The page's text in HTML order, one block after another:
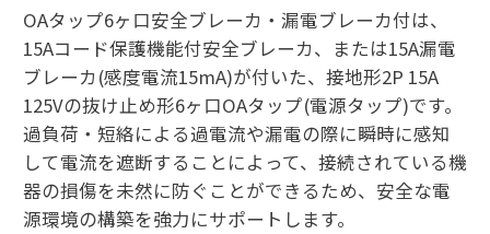
OAタップ6ヶ口安全ブレーカ・漏電ブレーカ付は、
15Aコード保護機能付安全ブレーカ、または15A漏電
ブレーカ(感度電流15mA)が付いた、接地形2P 15A
125Vの抜け止め形6ヶ口OAタップ(電源タップ)です。
過負荷・短絡による過電流や漏電の際に瞬時に感知
して電流を遮断することによって、接続されている機
器の損傷を未然に防ぐことができるため、安全な電
源環境の構築を強力にサポートします。